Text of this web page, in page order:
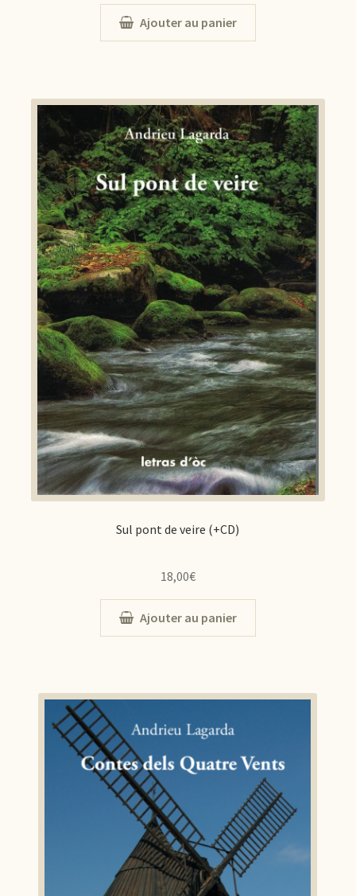
Ajouter au panier
Sul pont de veire (+CD)
18,00€
Ajouter au panier